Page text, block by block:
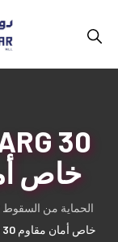
خاص
الحماية من